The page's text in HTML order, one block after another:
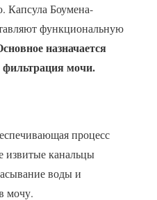
Капсула Боумена-
функциональную
назначается
фильтрация мочи.
процесс
извитые канальцы
воды и
мочу.